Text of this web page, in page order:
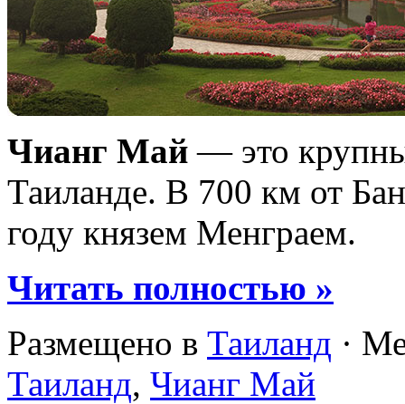
Чианг Май — это
Таиланде. В 700 км от
году князем Менграем.
Читать полностью »
Размещено в Таиланд ·
Таиланд, Чианг Май